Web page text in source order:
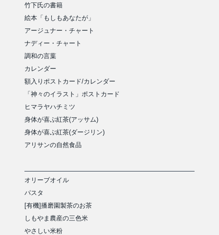
竹下氏の書籍
絵本「もしもあなたが」
アージュナー・チャート
ナディー・チャート
調和の言葉
カレンダー
額入りポストカード/カレンダー
「神々のイラスト」ポストカード
ヒマラヤハチミツ
身体が喜ぶ紅茶(アッサム)
身体が喜ぶ紅茶(ダージリン)
アリサンの自然食品
オリーブオイル
パスタ
[有機]播磨園製茶のお茶
しもやま農産の三色米
やさしい米粉